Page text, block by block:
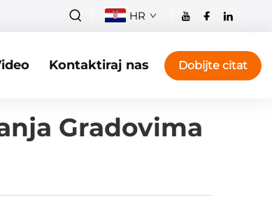
HR
Kontaktiraj nas Dobijte citat
Gradovima